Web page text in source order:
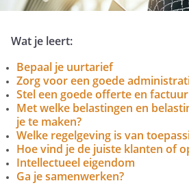
Wat je leert:
Bepaal je uurtarief
Zorg voor een goede
Stel een goede offerte en
Met welke belastingen en
je te maken?
Welke regelgeving is van
Hoe vind je de juiste klanten of
Intellectueel eigendom
Ga je samenwerken?